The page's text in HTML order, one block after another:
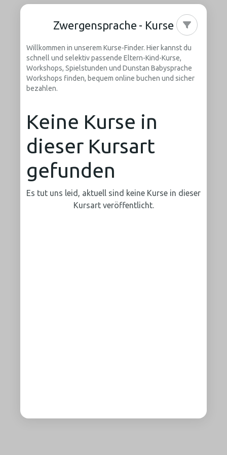
Zwergensprache - Kurse
Willkommen in unserem Kurse-Finder. Hier kannst du
schnell und selektiv passende Eltern-Kind-Kurse,
Workshops, Spielstunden und Dunstan Babysprache
Workshops finden, bequem online buchen und sicher
bezahlen.
Keine Kurse in
dieser Kursart
gefunden
Es tut uns leid, aktuell sind keine Kurse in dieser
Kursart veröffentlicht.